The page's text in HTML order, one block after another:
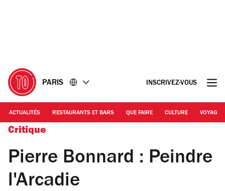
PARIS INSCRIVEZ-VOUS
ACTUALITÉS RESTAURANTS ET BARS QUE FAIRE CULTURE VOYAGE
Critique
Pierre Bonnard : Peindre
l'Arcadie